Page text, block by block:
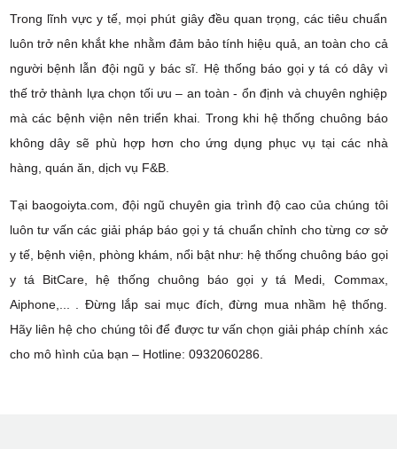
Trong lĩnh vực y tế, mọi phút giây đều quan trọng, các tiêu chuẩn
luôn trở nên khắt khe nhằm đảm bảo tính hiệu quả, an toàn cho cả
người bệnh lẫn đội ngũ y bác sĩ. Hệ thống báo gọi y tá có dây vì
thế trở thành lựa chọn tối ưu – an toàn - ổn định và chuyên nghiệp
mà các bệnh viện nên triển khai. Trong khi hệ thống chuông báo
không dây sẽ phù hợp hơn cho ứng dụng phục vụ tại các nhà
hàng, quán ăn, dịch vụ F&B.
Tại baogoiyta.com, đội ngũ chuyên gia trình độ cao của chúng tôi
luôn tư vấn các giải pháp báo gọi y tá chuẩn chỉnh cho từng cơ sở
y tế, bệnh viện, phòng khám, nổi bật như: hệ thống chuông báo gọi
y tá BitCare, hệ thống chuông báo gọi y tá Medi, Commax,
Aiphone,... . Đừng lắp sai mục đích, đừng mua nhầm hệ thống.
Hãy liên hệ cho chúng tôi để được tư vấn chọn giải pháp chính xác
cho mô hình của bạn – Hotline: 0932060286.